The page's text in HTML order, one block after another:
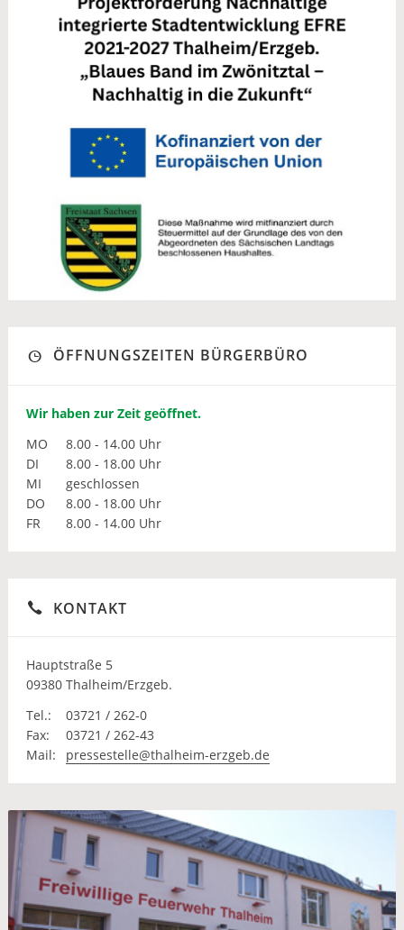
ÖFFNUNGSZEITEN BÜRGERBÜRO
Wir haben zur Zeit geöffnet.
MO
8.00 - 14.00 Uhr
DI
8.00 - 18.00 Uhr
MI
geschlossen
DO
8.00 - 18.00 Uhr
FR
8.00 - 14.00 Uhr
KONTAKT
Hauptstraße 5
09380 Thalheim/Erzgeb.
Tel.:
03721 / 262-0
Fax:
03721 / 262-43
Mail:
pressestelle@thalheim-erzgeb.de